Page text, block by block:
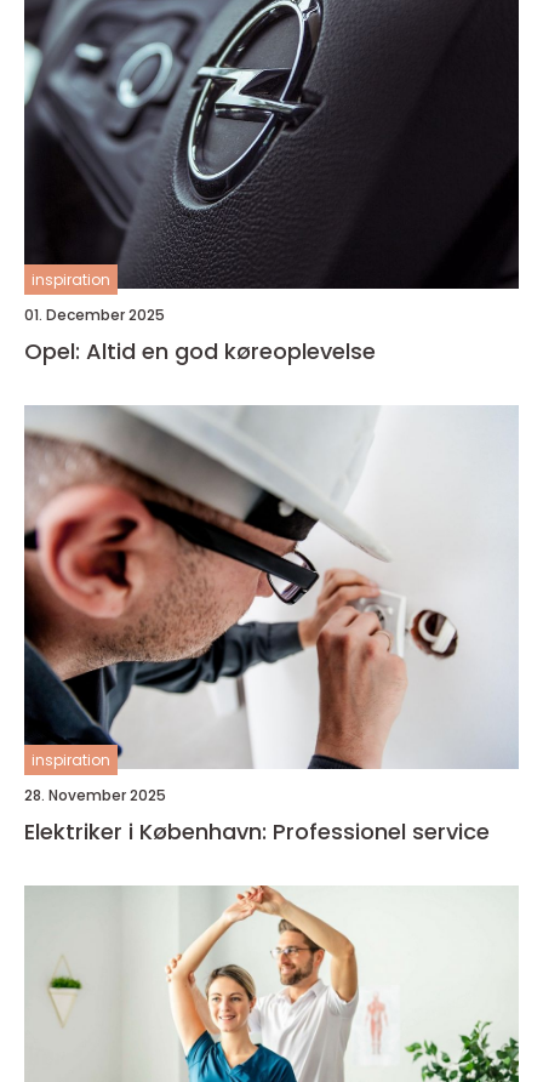
inspiration
01. December 2025
Opel: Altid en god køreoplevelse
inspiration
28. November 2025
Elektriker i København: Professionel service